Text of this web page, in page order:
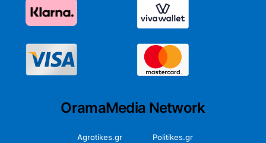
OramaMedia Network
Agrotikes.gr Politikes.gr